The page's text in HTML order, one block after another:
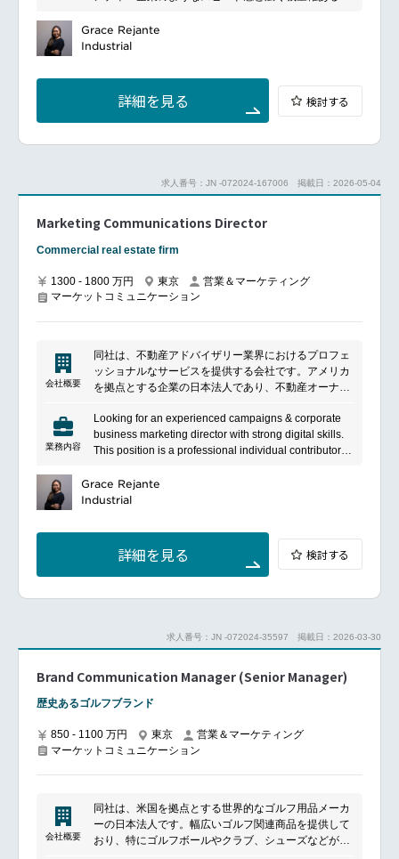
ために、環境への配慮や社会貢献活動にも取り組んで
います。この企業は、世界中の多くの人々に愛されて
しての地位を築いています。
プロデュース力・クリエイティブ思考が鍛えられま
す。業界未経験者でも上位者および同僚のサポートを
に関するコミュニケーション戦略やPR企画の立案に
ついて取り組んでいただくことができます。
業務内容：
グローバルマーケットリサーチ、ユーザージャーニー
サイト設計およびディレクション業務
当社運営のヘアメイクスクールコンテンツの集客のた
企画や施策の立案)
※上記業務は、所属のヘアメイクアップアーティスト
トのコンセプト立案～デザイン、リブランディング、
及びサイト構築ベンダー選定に至る全てのWEB活動に
責任を持ち、顧客ターゲティングから広告出稿先選
クールの認知拡大やブランディング向上、集客最大化
に向けたWEBマーケティング活動を行っていただきま
す。
Grace Rejante
Industrial
詳細を見る 検討する
求人番号：JN -072024-167006 掲載日：2026-05-04
Marketing Communications Director
Commercial real estate firm
1300 - 1800 万円 東京
営業＆マーケティング
マーケットコミュニケーション
会社概要
同社は、不動産アドバイザリー業界におけるプロフェ
ッショナルなサービスを提供する会社です。アメリカ
を拠点とする企業の日本法人であり、不動産オーナー
が、国内外で幅広いサービスを提供しています。主な
事業内容は、不動産取引支援、クロスボーダー取引支
援、企業不動産戦略、ポートフォリオ・プロパティマ
ランザクションマネジメント、ホテル投資支援・アド
バイザリー、リサーチ・コンサルティングなどです。
業務内容
Looking for an experienced campaigns & corporate
business marketing director with strong digital skills.
This position is a professional individual contributor
successful marketing strategies for occupier
businesses in Japan and potentially has report lines
Main responsibilities:
Lead campaigns across business lines and take a
balance between global/regional approaches and
bottom-up approaches based on the local needs
Responsible for brand campaign and also for some
Work closely with different marketing groups at
consistency throughout global campaigns &
and expansion of our marketing & digital capabilities.
Develop client-centric multi touch point campaigns
business inquiries and leads for the various business
units within the company
Work with content marketing to achieve goals of each
Grace Rejante
Industrial
詳細を見る 検討する
求人番号：JN -072024-35597 掲載日：2026-03-30
Brand Communication Manager (Senior Manager)
歴史あるゴルフブランド
850 - 1100 万円 東京
営業＆マーケティング
マーケットコミュニケーション
会社概要
同社は、米国を拠点とする世界的なゴルフ用品メーカ
ーの日本法人です。幅広いゴルフ関連商品を提供して
おり、特にゴルフボールやクラブ、シューズなどが人